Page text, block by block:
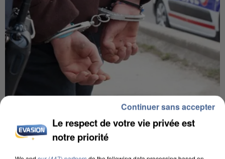
L’UN DES FONDATEURS SUPPOSÉS DE LA DZ
MAFIA INTERPELLÉ EN ALGÉRIE
Le respect de votre vie privée est
notre priorité
Continuer sans accepter